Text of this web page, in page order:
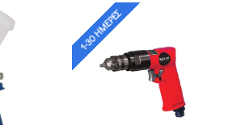
1-30 ΗΜΈΡΕΣ